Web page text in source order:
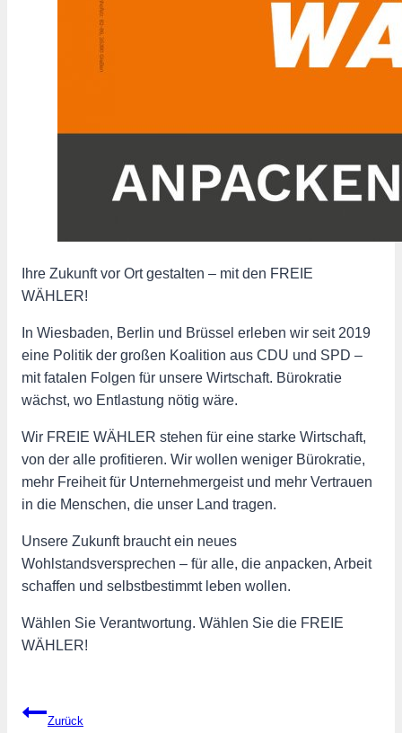
Ihre Zukunft vor Ort gestalten – mit den FREIE
WÄHLER!
In Wiesbaden, Berlin und Brüssel erleben wir seit 2019
eine Politik der großen Koalition aus CDU und SPD –
mit fatalen Folgen für unsere Wirtschaft. Bürokratie
wächst, wo Entlastung nötig wäre.
Wir FREIE WÄHLER stehen für eine starke Wirtschaft,
von der alle profitieren. Wir wollen weniger Bürokratie,
mehr Freiheit für Unternehmergeist und mehr Vertrauen
in die Menschen, die unser Land tragen.
Unsere Zukunft braucht ein neues
Wohlstandsversprechen – für alle, die anpacken, Arbeit
schaffen und selbstbestimmt leben wollen.
Wählen Sie Verantwortung. Wählen Sie die FREIE
WÄHLER!
Beitragsnavigation
Zurück